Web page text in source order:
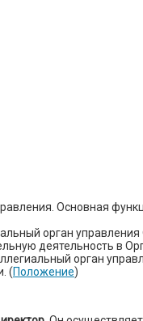
Основная
орган
деятельность в
орган
(Положение)